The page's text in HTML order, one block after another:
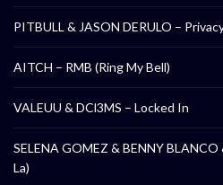
PITBULL & JASON DERULO –
AITCH – RMB (Ring My Bell)
VALEUU & DCl3MS – Locked In
SELENA GOMEZ & BENNY
La)